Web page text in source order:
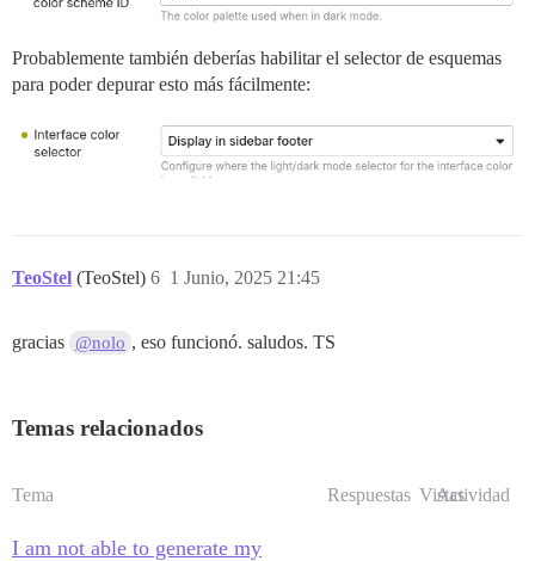
Probablemente también deberías habilitar el selector de esquemas
para poder depurar esto más fácilmente:
TeoStel (TeoStel) 1 Junio, 2025 21:45
6
gracias @nolo , eso funcionó. saludos. TS
Temas relacionados
Tema Respuestas Vistas
Actividad
I am not able to generate my